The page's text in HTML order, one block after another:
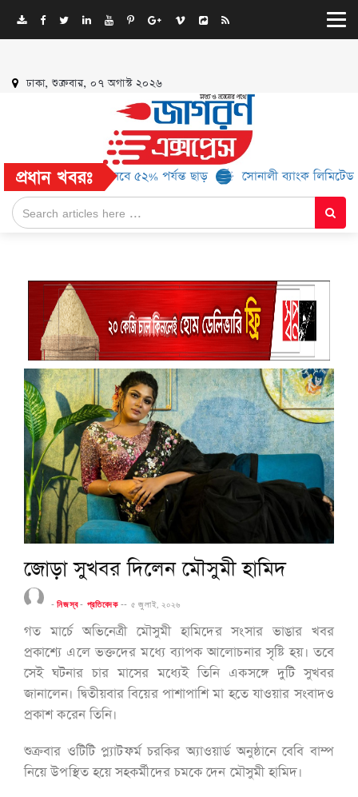
ঢাকা, শুক্রবার, ০৭ অগাস্ট ২০২৬
প্রধান খবরঃ
ব্র্যান্ড, মিলবে ৫২% পর্যন্ত ছাড় সোনালী ব্যাংক লিমিটেড-এর
জোড়া সুখবর দিলেন মৌসুমী হামিদ
-নিজস্ব- প্রতিবেদক-- ৫ জুলাই, ২০২৬
গত মার্চে অভিনেত্রী মৌসুমী হামিদের সংসার ভাঙার খবর
প্রকাশ্যে এলে ভক্তদের মধ্যে ব্যাপক আলোচনার সৃষ্টি হয়। তবে
সেই ঘটনার চার মাসের মধ্যেই তিনি একসঙ্গে দুটি সুখবর
জানালেন। দ্বিতীয়বার বিয়ের পাশাপাশি মা হতে যাওয়ার সংবাদও
প্রকাশ করেন তিনি।
শুক্রবার ওটিটি প্ল্যাটফর্ম চরকির অ্যাওয়ার্ড অনুষ্ঠানে বেবি বাম্প
নিয়ে উপস্থিত হয়ে সহকর্মীদের চমকে দেন মৌসুমী হামিদ।